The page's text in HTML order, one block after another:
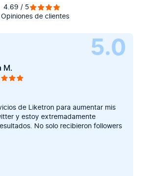
4.69 / 5
Opiniones de clientes
5.0
M.
de Liketron para aumentar mis
y estoy extremadamente
No solo recibieron followers